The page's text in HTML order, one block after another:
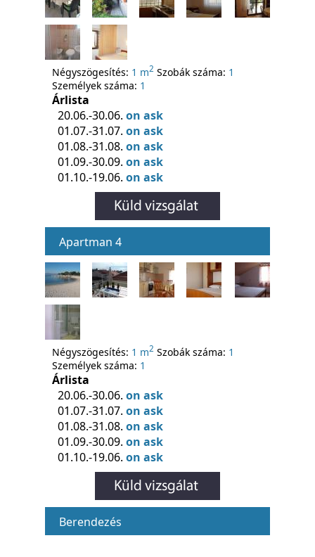
Négyszögesítés: 1 m2 Szobák száma: 1
Személyek száma: 1
Árlista
20.06.-30.06. on ask
01.07.-31.07. on ask
01.08.-31.08. on ask
01.09.-30.09. on ask
01.10.-19.06. on ask
Apartman 4
Négyszögesítés: 1 m2 Szobák száma: 1
Személyek száma: 1
Árlista
20.06.-30.06. on ask
01.07.-31.07. on ask
01.08.-31.08. on ask
01.09.-30.09. on ask
01.10.-19.06. on ask
Berendezés